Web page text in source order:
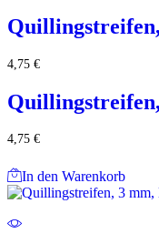
4,75 €
4,75 €
In den Warenkorb